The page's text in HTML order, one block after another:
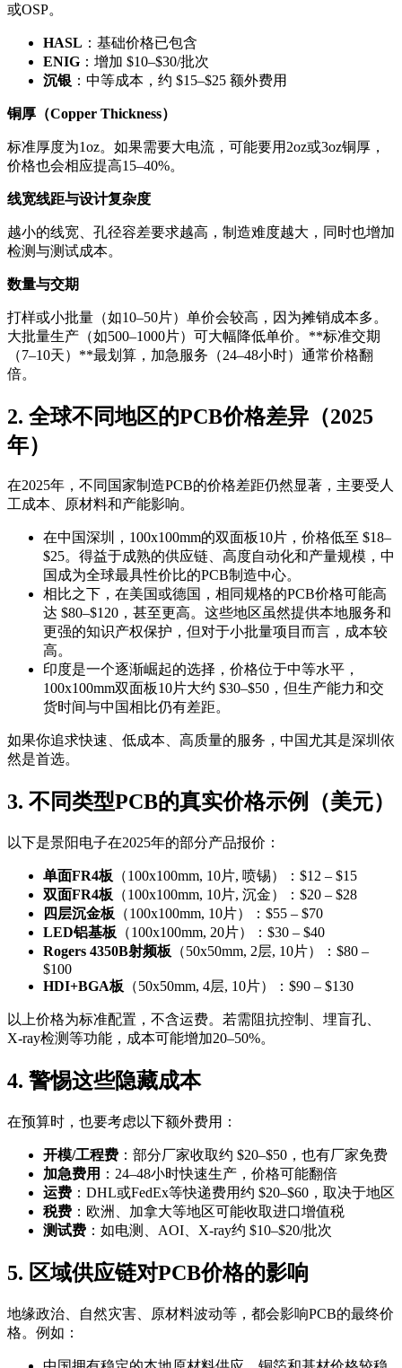
或OSP。
HASL ：基础价格已包含
ENIG ：增加 $10–$30/批次
沉银 ：中等成本，约 $15–$25 额外费用
铜厚（Copper Thickness）
标准厚度为1oz。如果需要大电流，可能要用2oz或3oz铜厚，
价格也会相应提高15–40%。
线宽线距与设计复杂度
越小的线宽、孔径容差要求越高，制造难度越大，同时也增加
检测与测试成本。
数量与交期
打样或小批量（如10–50片）单价会较高，因为摊销成本多。
大批量生产（如500–1000片）可大幅降低单价。**标准交期
（7–10天）**最划算，加急服务（24–48小时）通常价格翻
倍。
2. 全球不同地区的PCB价格差异（2025
年）
在2025年，不同国家制造PCB的价格差距仍然显著，主要受人
工成本、原材料和产能影响。
在中国深圳，100x100mm的双面板10片，价格低至 $18–
$25。得益于成熟的供应链、高度自动化和产量规模，中
国成为全球最具性价比的PCB制造中心。
相比之下，在美国或德国，相同规格的PCB价格可能高
达 $80–$120，甚至更高。这些地区虽然提供本地服务和
更强的知识产权保护，但对于小批量项目而言，成本较
高。
印度是一个逐渐崛起的选择，价格位于中等水平，
100x100mm双面板10片大约 $30–$50，但生产能力和交
货时间与中国相比仍有差距。
如果你追求快速、低成本、高质量的服务，中国尤其是深圳依
然是首选。
3. 不同类型PCB的真实价格示例（美元）
以下是景阳电子在2025年的部分产品报价：
单面FR4板 （100x100mm, 10片, 喷锡）：$12 – $15
双面FR4板 （100x100mm, 10片, 沉金）：$20 – $28
四层沉金板 （100x100mm, 10片）：$55 – $70
LED铝基板 （100x100mm, 20片）：$30 – $40
Rogers 4350B射频板 （50x50mm, 2层, 10片）：$80 –
$100
HDI+BGA板 （50x50mm, 4层, 10片）：$90 – $130
以上价格为标准配置，不含运费。若需阻抗控制、埋盲孔、
X-ray检测等功能，成本可能增加20–50%。
4. 警惕这些隐藏成本
在预算时，也要考虑以下额外费用：
开模/工程费 ：部分厂家收取约 $20–$50，也有厂家免费
加急费用 ：24–48小时快速生产，价格可能翻倍
运费 ：DHL或FedEx等快递费用约 $20–$60，取决于地区
税费 ：欧洲、加拿大等地区可能收取进口增值税
测试费 ：如电测、AOI、X-ray约 $10–$20/批次
5. 区域供应链对PCB价格的影响
地缘政治、自然灾害、原材料波动等，都会影响PCB的最终价
格。例如：